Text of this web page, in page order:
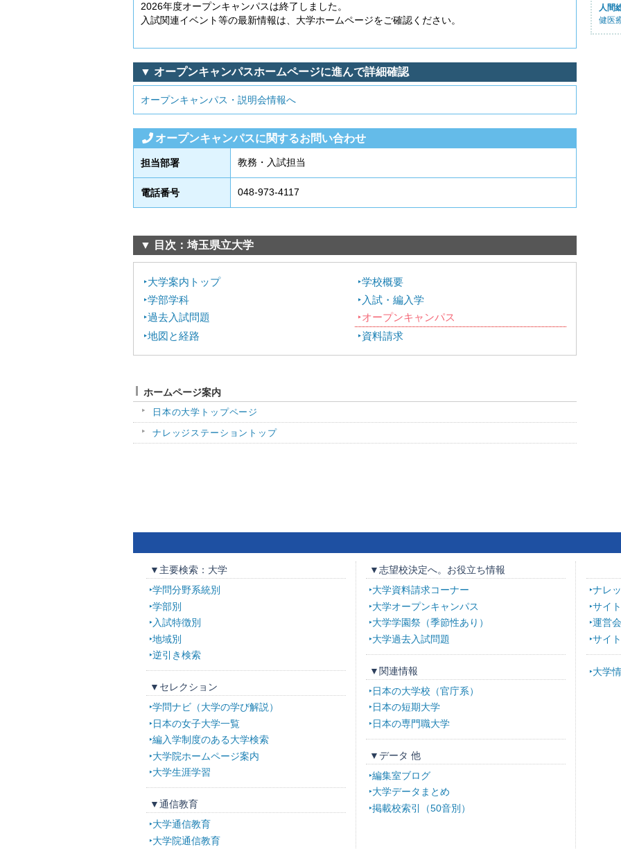
2026年度オープンキャンパスは終了しました。
入試関連イベント等の最新情報は、大学ホームページをご確認ください。
▼ オープンキャンパスホームページに進んで詳細確認
オープンキャンパス・説明会情報へ
オープンキャンパスに関するお問い合わせ
担当部署 教務・入試担当
電話番号 048-973-4117
人間
健医
▼ 目次：埼玉県立大学
大学案内トップ
学校概要
学部学科
入試・編入学
過去入試問題
オープンキャンパス
地図と経路
資料請求
ホームページ案内
日本の大学トップページ
ナレッジステーショントップ
▼主要検索：大学
学問分野系統別
学部別
入試特徴別
地域別
逆引き検索
▼セレクション
学問ナビ（大学の学び解説）
日本の女子大学一覧
編入学制度のある大学検索
大学院ホームページ案内
大学生涯学習
▼通信教育
大学通信教育
大学院通信教育
▼志望校決定へ。お役立ち情報
大学資料請求コーナー
大学オープンキャンパス
大学学園祭（季節性あり）
大学過去入試問題
▼関連情報
日本の大学校（官庁系）
日本の短期大学
日本の専門職大学
▼データ 他
編集室ブログ
大学データまとめ
掲載校索引（50音別）
ナレ
サイ
運営
サイ
大学